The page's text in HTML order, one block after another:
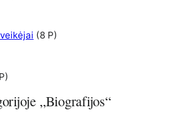
(8 P)
„Biografijos“